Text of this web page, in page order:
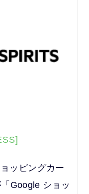
ッピングカー
Google ショッ